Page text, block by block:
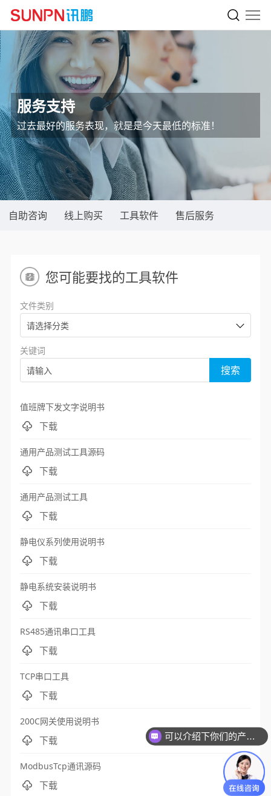
服务支持
过去最好的服务表现，就是是今天最低的标准！
自助咨询 线上购买 工具软件 售后服务
您可能要找的工具软件
文件类别
关键词
搜索
值班牌下发文字说明书
下载
通用产品测试工具源码
下载
通用产品测试工具
下载
静电仪系列使用说明书
下载
静电系统安装说明书
下载
RS485通讯串口工具
下载
TCP串口工具
下载
200C网关使用说明书
下载
ModbusTcp通讯源码
下载
可以介绍下你们的产品么？